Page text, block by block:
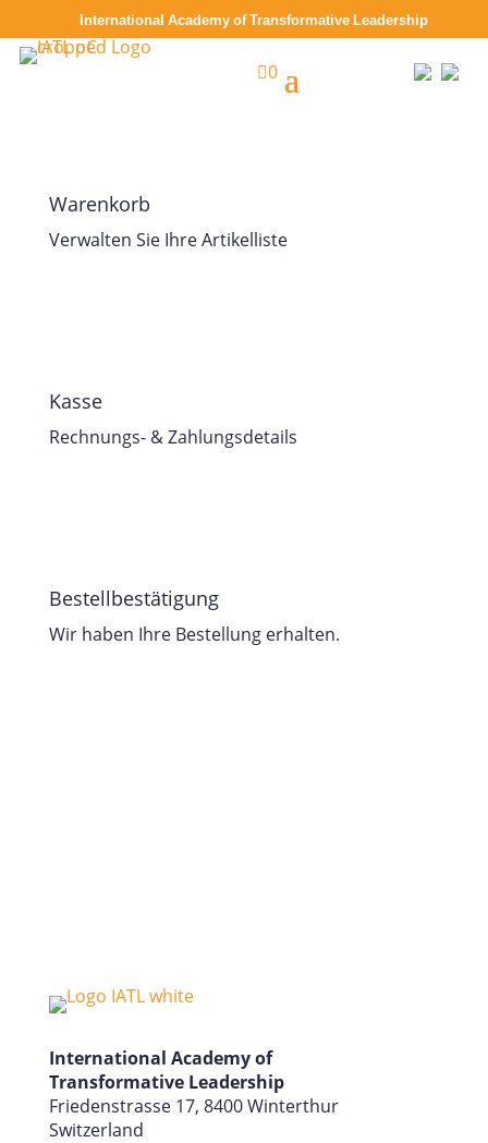
International Academy of Transformative Leadership
0
Warenkorb
Verwalten Sie Ihre Artikelliste
Kasse
Rechnungs- & Zahlungsdetails
Bestellbestätigung
Wir haben Ihre Bestellung erhalten.
International Academy of
Transformative Leadership
Friedenstrasse 17, 8400 Winterthur
Switzerland